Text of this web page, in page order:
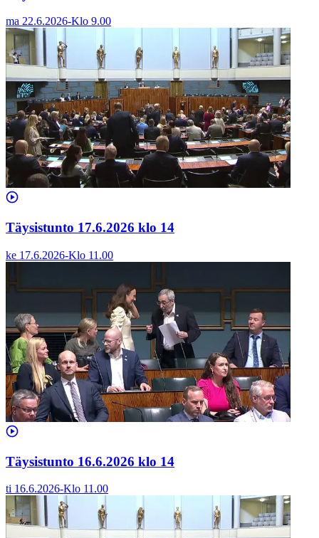
ma 22.6.2026-Klo 9.00
Täysistunto 17.6.2026 klo 14
ke 17.6.2026-Klo 11.00
Täysistunto 16.6.2026 klo 14
ti 16.6.2026-Klo 11.00